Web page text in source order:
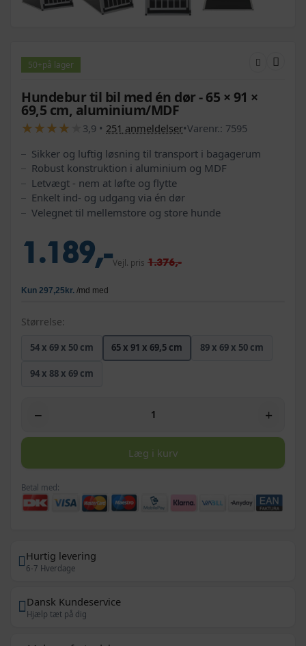
50+på lager
Hundebur til bil med én dør - 65 × 91 ×
69,5 cm, aluminium/MDF
★
★★
★★
★★
★ 3,9 • 251 anmeldelser•Varenr.: 7595
Sikker og luftig løsning til transport i bagagerum
Robust konstruktion i aluminium og MDF
Letvægt - nem at løfte og flytte
Enkelt ind- og udgang via én dør
Velegnet til mellemstore og store hunde
1.189,-Vejl. pris 1.376,-
Størrelse:
54 x 69 x 50 cm 65 x 91 x 69,5 cm 89 x 69 x 50 cm
94 x 88 x 69 cm
− +
Læg i kurv
Betal med:
Hurtig levering
6-7 Hverdage
Dansk Kundeservice
Hjælp tæt på dig